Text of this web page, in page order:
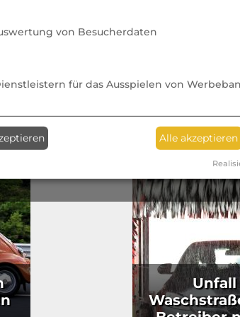
ist legal
von Besucherdaten
für das Ausspielen von
Alle akzeptieren